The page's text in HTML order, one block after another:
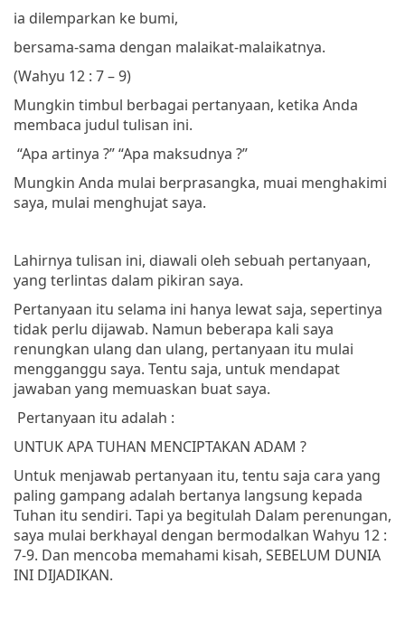
ia dilemparkan ke bumi,
bersama-sama dengan malaikat-malaikatnya.
(Wahyu 12 : 7 – 9)
Mungkin timbul berbagai pertanyaan, ketika Anda
membaca judul tulisan ini.
“Apa artinya ?”“Apa maksudnya ?”
Mungkin Anda mulai berprasangka, muai menghakimi
saya, mulai menghujat saya.
Lahirnya tulisan ini, diawali oleh sebuah pertanyaan,
yang terlintas dalam pikiran saya.
Pertanyaan itu selama ini hanya lewat saja, sepertinya
tidak perlu dijawab. Namun beberapa kali saya
renungkan ulang dan ulang, pertanyaan itu mulai
mengganggu saya. Tentu saja, untuk mendapat
jawaban yang memuaskan buat saya.
Pertanyaan itu adalah :
UNTUK APA TUHAN MENCIPTAKAN ADAM ?
Untuk menjawab pertanyaan itu, tentu saja cara yang
paling gampang adalah bertanya langsung kepada
Tuhan itu sendiri. Tapi ya begitulah Dalam perenungan,
saya mulai berkhayal dengan bermodalkan Wahyu 12 :
7-9. Dan mencoba memahami kisah, SEBELUM DUNIA
INI DIJADIKAN.